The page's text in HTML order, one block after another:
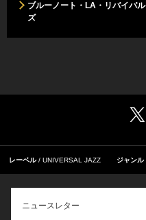
ブルーノート・LA・リバイバル
ズ
レーベル UNIVERSAL JAZZ ジャンル
ニュースレター